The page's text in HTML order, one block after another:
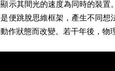
示其間光的速度為同時的裝
便跳脫思維框架，產生不同
作狀態而改變。若干年後，物